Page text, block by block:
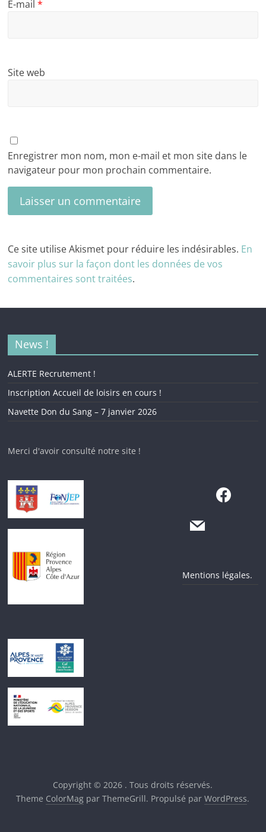
E-mail*
Site web
Enregistrer mon nom, mon e-mail et mon site dans le
navigateur pour mon prochain commentaire.
Ce site utilise Akismet pour réduire les indésirables. En
savoir plus sur la façon dont les données de vos
commentaires sont traitées.
News !
ALERTE Recrutement !
Inscription Accueil de loisirs en cours !
Navette Don du Sang – 7 janvier 2026
Merci d'avoir consulté notre site !
Mentions légales.
Copyright © 2026 . Tous droits réservés.
Theme ColorMag par ThemeGrill. Propulsé parWordPress.